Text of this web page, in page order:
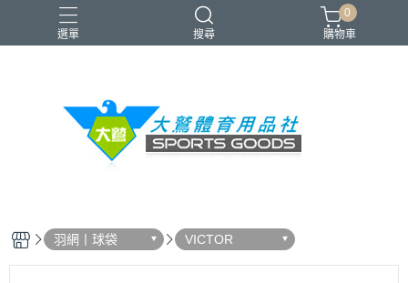
選單 搜尋
VICTOR YONEX 羽球拍 羽球鞋 零碼出清
0
購物車
羽網丨球袋 VICTOR